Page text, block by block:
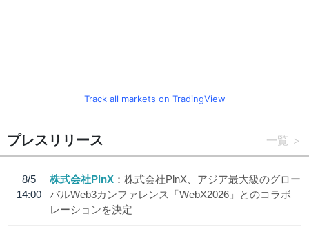
Track all markets on TradingView
プレスリリース 一覧
8/5
14:00
株式会社PlnX
株式会社PlnX、アジア最大級のグロー
バルWeb3カンファレンス「WebX2026」とのコラボ
レーションを決定